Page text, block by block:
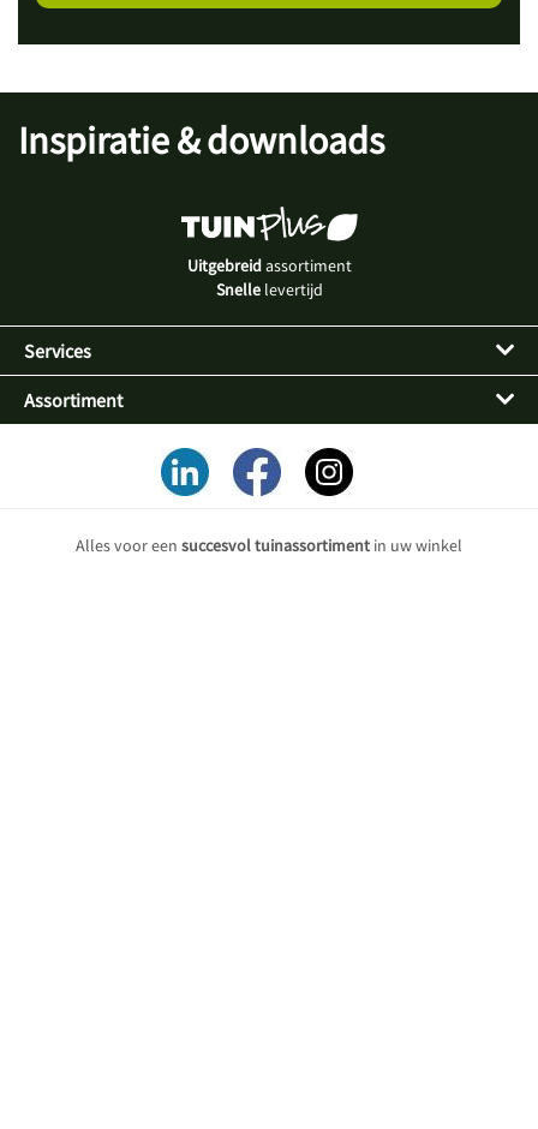
Inspiratie & downloads
Uitgebreidassortiment
Snellelevertijd
Services
Assortiment
Alles voor een succesvol tuinassortiment in uw winkel